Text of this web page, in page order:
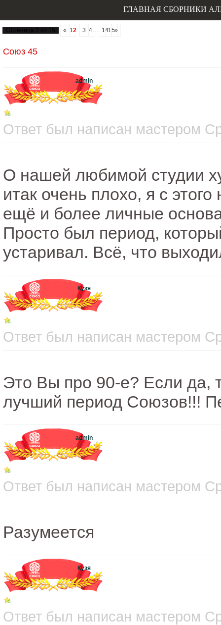
ГЛАВНАЯ СБОРНИКИ
Страница 2 из 15 « 12 3 4… 1415»
Союз 45
admin
Ответ был написан мастером
О нашей любимой студии
итак очень плохо, я с
ещё и более личные
Просто был период,
устаривал. Всё, что
Кузя
Ответ был написан мастером
Это Вы про 90-е? Если да,
лучший период Союзов!!!
admin
Ответ был написан мастером
Разумеется
Кузя
Ответ был написан мастером